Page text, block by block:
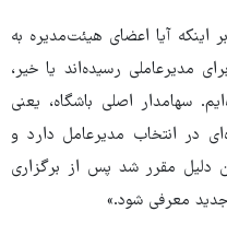
اینکه آیا اعضای هیئت‌مدیره به
مدیرعاملی رسیده‌اند یا خیر،
سهامدار اصلی باشگاه، یعنی
در انتخاب مدیرعامل دارد و
دلیل مقرر شد پس از برگزاری
معرفی شود.»